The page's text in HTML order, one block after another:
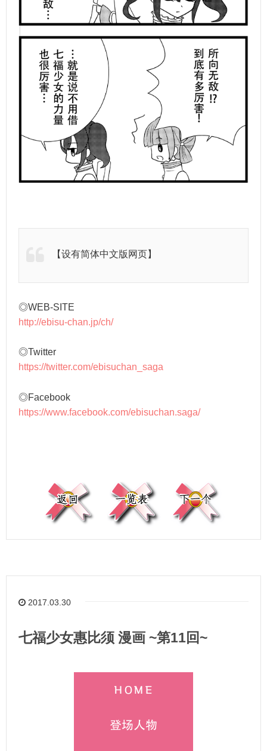
【设有简体中文版网页】
◎WEB-SITE
http://ebisu-chan.jp/ch/
◎Twitter
https://twitter.com/ebisuchan_saga
◎Facebook
https://www.facebook.com/ebisuchan.saga/
2017.03.30
七福少女惠比须 漫画 ~第11回~